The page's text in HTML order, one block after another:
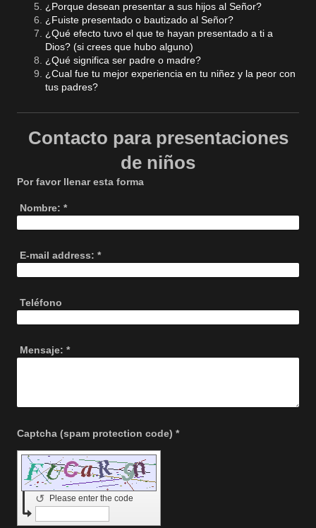
¿Porque desean presentar a sus hijos al Señor?
¿Fuiste presentado o bautizado al Señor?
¿Qué efecto tuvo el que te hayan presentado a ti a
Dios? (si crees que hubo alguno)
¿Qué significa ser padre o madre?
¿Cual fue tu mejor experiencia en tu niñez y la peor con
tus padres?
Contacto para presentaciones
de niños
Por favor llenar esta forma
Nombre: *
E-mail address: *
Teléfono
Mensaje: *
Captcha (spam protection code) *
Please enter the code
↺